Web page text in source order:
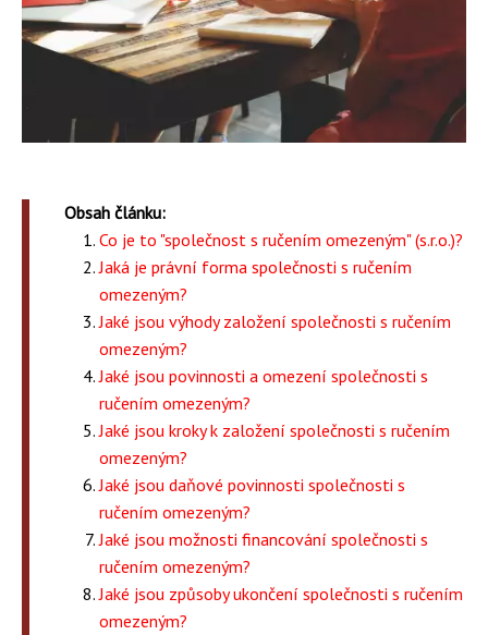
Obsah článku:
Co je to "společnost s ručením omezeným" (s.r.o.)?
Jaká je právní forma společnosti s ručením
omezeným?
Jaké jsou výhody založení společnosti s ručením
omezeným?
Jaké jsou povinnosti a omezení společnosti s
ručením omezeným?
Jaké jsou kroky k založení společnosti s ručením
omezeným?
Jaké jsou daňové povinnosti společnosti s
ručením omezeným?
Jaké jsou možnosti financování společnosti s
ručením omezeným?
Jaké jsou způsoby ukončení společnosti s ručením
omezeným?